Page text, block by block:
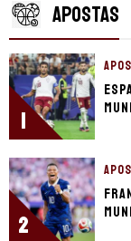
APOSTAS
1
2